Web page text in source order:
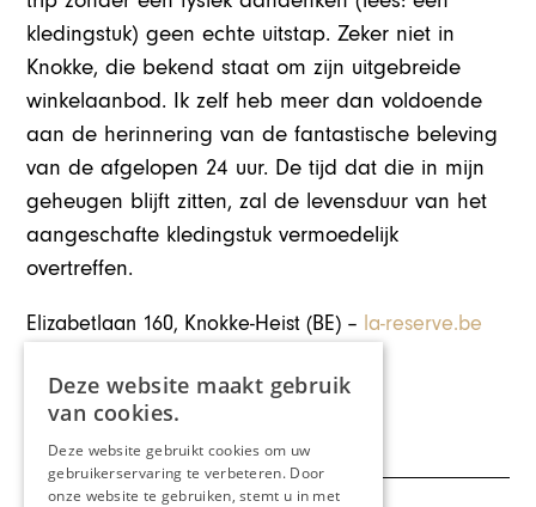
kledingstuk) geen echte uitstap. Zeker niet in
Knokke, die bekend staat om zijn uitgebreide
winkelaanbod. Ik zelf heb meer dan voldoende
aan de herinnering van de fantastische beleving
van de afgelopen 24 uur. De tijd dat die in mijn
geheugen blijft zitten, zal de levensduur van het
aangeschafte kledingstuk vermoedelijk
overtreffen.
Elizabetlaan 160, Knokke-Heist (BE) – la-reserve.be
Deel dit artikel:
Deze website maakt gebruik
van cookies.
Deze website gebruikt cookies om uw
gebruikerservaring te verbeteren. Door
onze website te gebruiken, stemt u in met